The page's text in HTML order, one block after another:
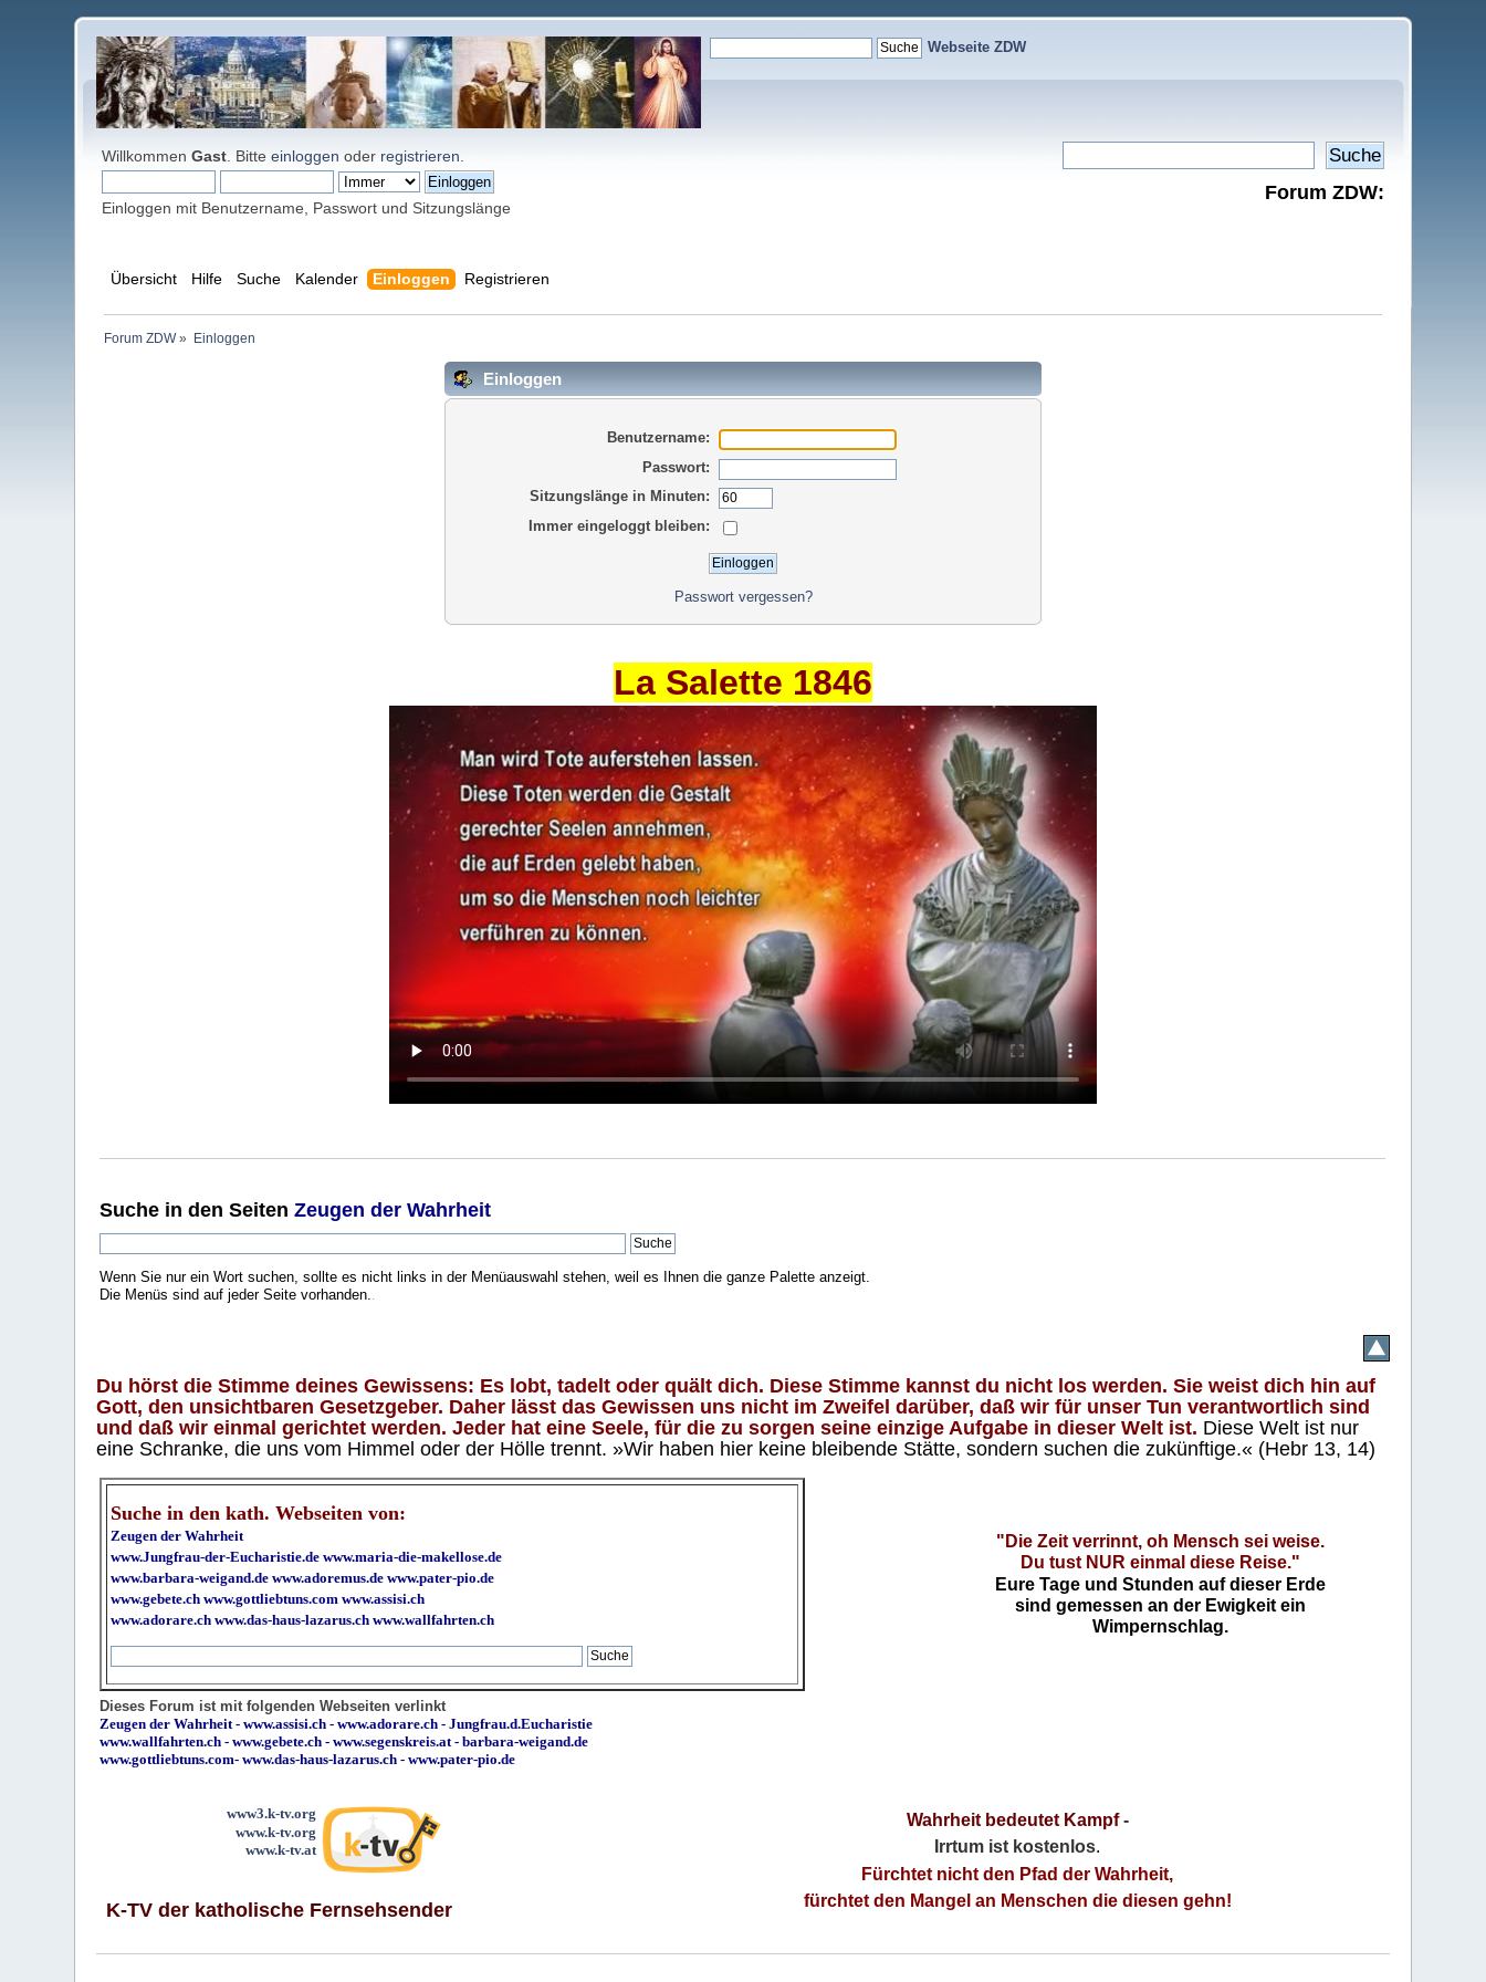
Webseite ZDW
WillkommenGast . Bitteeinloggen oder registrieren
Einloggen mit Benutzername, Passwort und Sitzungslänge
Forum ZDW:
Übersicht Hilfe Suche Kalender Einloggen Registrieren
Forum ZDW» Einloggen
Einloggen
Benutzername:
Passwort:
Sitzungslänge in Minuten:
Immer eingeloggt bleiben:
Passwort vergessen?
La Salette 1846
Suche in den SeitenZeugen der Wahrheit
Wenn Sie nur ein Wort suchen, sollte es nicht links in der Menüauswahl stehen, weil es Ihnen die ganze Palette anzeigt.
Die Menüs sind auf jeder Seite vorhanden.
Du hörst die Stimme deines Gewissens: Es lobt, tadelt oder quält dich. Diese Stimme kannst du nicht los werden. Sie weist dich hin auf
Gott, den unsichtbaren Gesetzgeber. Daher lässt das Gewissen uns nicht im Zweifel darüber, daß wir für unser Tun verantwortlich sind
und daß wir einmal gerichtet werden. Jeder hat eine Seele, für die zu sorgen seine einzige Aufgabe in dieser Welt ist. Diese Welt ist nur
eine Schranke, die uns vom Himmel oder der Hölle trennt. »Wir haben hier keine bleibende Stätte, sondern suchen die zukünftige.« (Hebr 13, 14)
Suche in den kath. Webseiten von:
Zeugen der Wahrheit
www.Jungfrau-der-Eucharistie.de www.maria-die-makellose.de
www.barbara-weigand.de www.adoremus.de www.pater-pio.de
www.gebete.ch www.gottliebtuns.com www.assisi.ch
www.adorare.ch www.das-haus-lazarus.ch www.wallfahrten.ch
"Die Zeit verrinnt, oh Mensch sei weise.
Du tust NUR einmal diese Reise."
Eure Tage und Stunden auf dieser Erde
sind gemessen an der Ewigkeit ein
Wimpernschlag.
Dieses Forum ist mit folgenden Webseiten verlinkt
Zeugen der Wahrheit -www.assisi.ch -www.adorare.ch -Jungfrau.d.Eucharistie
www.wallfahrten.ch -www.gebete.ch -www.segenskreis.at -barbara-weigand.de
www.gottliebtuns.com-www.das-haus-lazarus.ch - www.pater-pio.de
www3.k-tv.org
www.k-tv.org
www.k-tv.at
K-TV der katholische Fernsehsender
Wahrheit bedeutet Kampf-
Irrtum ist kostenlos.
Fürchtet nicht den Pfad der Wahrheit,
fürchtet den Mangel an Menschen die diesen gehn!